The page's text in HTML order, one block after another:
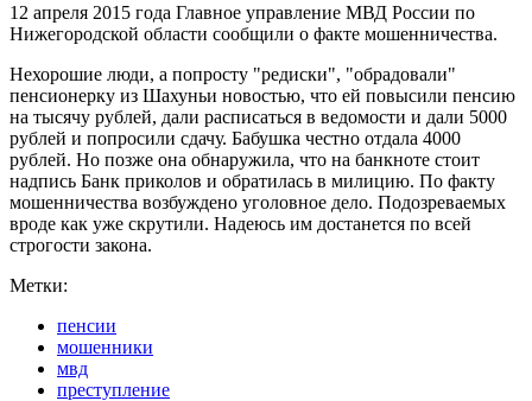
12 апреля 2015 года Главное управление МВД России по
Нижегородской области сообщили о факте мошенничества.
Нехорошие люди, а попросту "редиски", "обрадовали"
пенсионерку из Шахуньи новостью, что ей повысили пенсию
на тысячу рублей, дали расписаться в ведомости и дали 5000
рублей и попросили сдачу. Бабушка честно отдала 4000
рублей. Но позже она обнаружила, что на банкноте стоит
надпись Банк приколов и обратилась в милицию. По факту
мошенничества возбуждено уголовное дело. Подозреваемых
вроде как уже скрутили. Надеюсь им достанется по всей
строгости закона.
Метки:
пенсии
мошенники
мвд
преступление